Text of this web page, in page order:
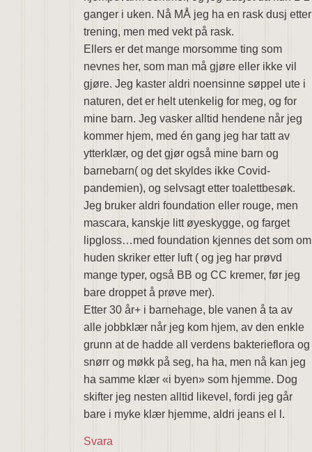
ganger i uken. Nå MÅ jeg ha en rask dusj etter
trening, men med vekt på rask.
Ellers er det mange morsomme ting som
nevnes her, som man må gjøre eller ikke vil
gjøre. Jeg kaster aldri noensinne søppel ute i
naturen, det er helt utenkelig for meg, og for
mine barn. Jeg vasker alltid hendene når jeg
kommer hjem, med én gang jeg har tatt av
ytterklær, og det gjør også mine barn og
barnebarn( og det skyldes ikke Covid-
pandemien), og selvsagt etter toalettbesøk.
Jeg bruker aldri foundation eller rouge, men
mascara, kanskje litt øyeskygge, og farget
lipgloss…med foundation kjennes det som om
huden skriker etter luft ( og jeg har prøvd
mange typer, også BB og CC kremer, før jeg
bare droppet å prøve mer).
Etter 30 år+ i barnehage, ble vanen å ta av
alle jobbklær når jeg kom hjem, av den enkle
grunn at de hadde all verdens bakterieflora og
snørr og møkk på seg, ha ha, men nå kan jeg
ha samme klær «i byen» som hjemme. Dog
skifter jeg nesten alltid likevel, fordi jeg går
bare i myke klær hjemme, aldri jeans el l.
Svara